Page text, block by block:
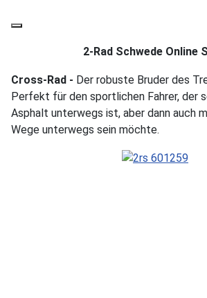
2-Rad Schwede Online
Cross-Rad - Der robuste Bruder des
Perfekt für den sportlichen Fahrer, der
Asphalt unterwegs ist, aber dann auch
Wege unterwegs sein möchte.